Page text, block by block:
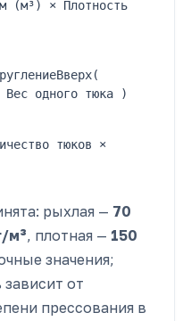
(м³) × Плотность
одного тюка )
тюков ×
рыхлая — 70
м³, плотная — 150
значения;
от
прессования в